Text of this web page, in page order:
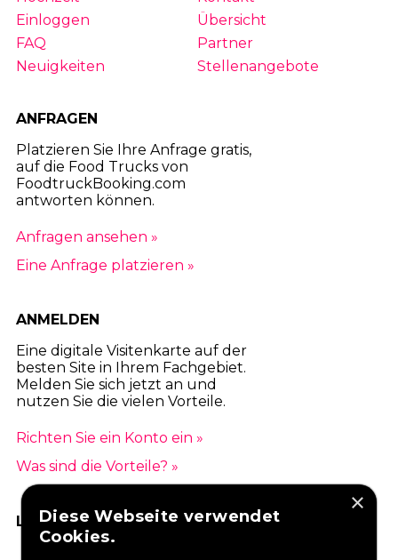
Einloggen
Übersicht
FAQ
Partner
Neuigkeiten
Stellenangebote
ANFRAGEN
Platzieren Sie Ihre Anfrage gratis,
auf die Food Trucks von
FoodtruckBooking.com
antworten können.
Anfragen ansehen »
Eine Anfrage platzieren »
ANMELDEN
Eine digitale Visitenkarte auf der
besten Site in Ihrem Fachgebiet.
Melden Sie sich jetzt an und
nutzen Sie die vielen Vorteile.
Richten Sie ein Konto ein »
Was sind die Vorteile? »
LIKEN SIE UNS AUF FACEBOOK
×
Diese Webseite verwendet
Cookies.